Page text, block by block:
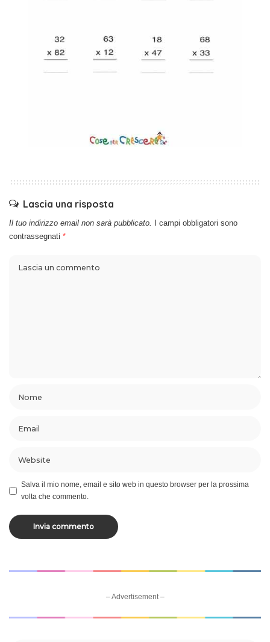
Lascia una risposta
Il tuo indirizzo email non sarà pubblicato.
I campi obbligatori sono
contrassegnati *
Salva il mio nome, email e sito web in questo browser per la prossima
volta che commento.
– Advertisement –